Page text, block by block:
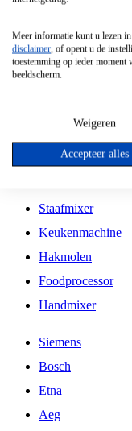
Vrijstaande
Vrijstaande
Inbouw
Inbouw
Kookplaat
Staafmixer
Keukenmachine
Hakmolen
Foodprocessor
Handmixer
Siemens
Bosch
Etna
Aeg
Meer informatie kunt u lezen
disclaimer, of opent u de
toestemming op ieder
beeldscherm.
Weigeren
Accepteer alles